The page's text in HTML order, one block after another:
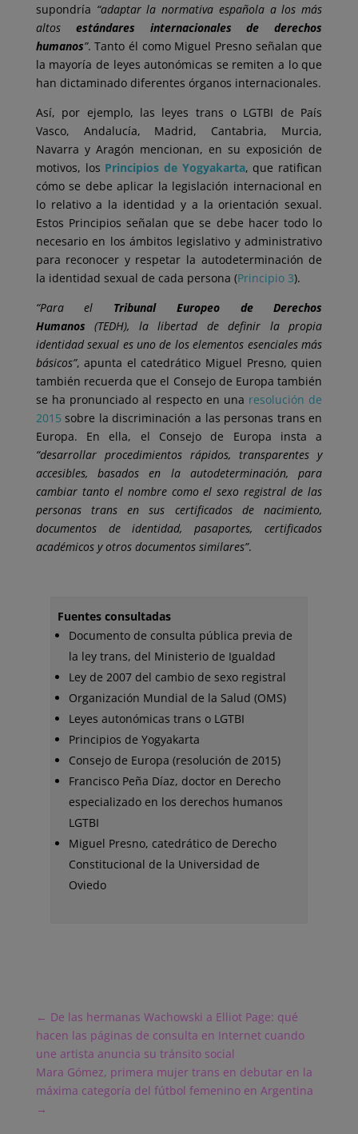
supondría “adaptar la normativa española a los más
altos estándares internacionales de derechos
humanos”. Tanto él como Miguel Presno señalan que
la mayoría de leyes autonómicas se remiten a lo que
han dictaminado diferentes órganos internacionales.
Así, por ejemplo, las leyes trans o LGTBI de País
Vasco, Andalucía, Madrid, Cantabria, Murcia,
Navarra y Aragón mencionan, en su exposición de
motivos, los Principios de Yogyakarta, que ratifican
cómo se debe aplicar la legislación internacional en
lo relativo a la identidad y a la orientación sexual.
Estos Principios señalan que se debe hacer todo lo
necesario en los ámbitos legislativo y administrativo
para reconocer y respetar la autodeterminación de
la identidad sexual de cada persona (Principio 3).
“Para el Tribunal Europeo de Derechos
Humanos (TEDH), la libertad de definir la propia
identidad sexual es uno de los elementos esenciales más
básicos”, apunta el catedrático Miguel Presno, quien
también recuerda que el Consejo de Europa también
se ha pronunciado al respecto en una resolución de
2015 sobre la discriminación a las personas trans en
Europa. En ella, el Consejo de Europa insta a
“desarrollar procedimientos rápidos, transparentes y
accesibles, basados en la autodeterminación, para
cambiar tanto el nombre como el sexo registral de las
personas trans en sus certificados de nacimiento,
documentos de identidad, pasaportes, certificados
académicos y otros documentos similares”.
Fuentes consultadas
Documento de consulta pública previa de
la ley trans, del Ministerio de Igualdad
Ley de 2007 del cambio de sexo registral
Organización Mundial de la Salud (OMS)
Leyes autonómicas trans o LGTBI
Principios de Yogyakarta
Consejo de Europa (resolución de 2015)
Francisco Peña Díaz, doctor en Derecho
especializado en los derechos humanos
LGTBI
Miguel Presno, catedrático de Derecho
Constitucional de la Universidad de
Oviedo
← De las hermanas Wachowski a Elliot Page: qué
hacen las páginas de consulta en Internet cuando
une artista anuncia su tránsito social
Mara Gómez, primera mujer trans en debutar en la
máxima categoría del fútbol femenino en Argentina
→